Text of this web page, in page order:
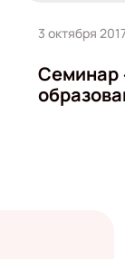
3 октября
Семинар